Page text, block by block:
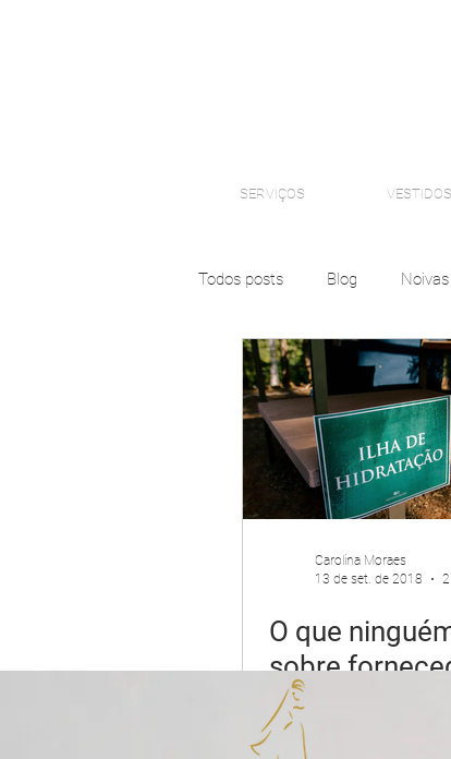
SERVIÇOS
Todos posts Blog
Carolina Moraes
13 de set. de 2018
O que
sobre
casamento